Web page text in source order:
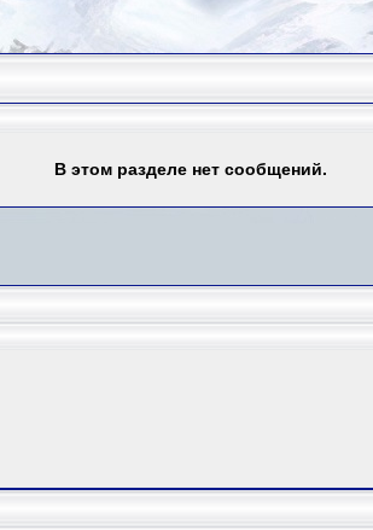
В этом разделе нет сообщений.